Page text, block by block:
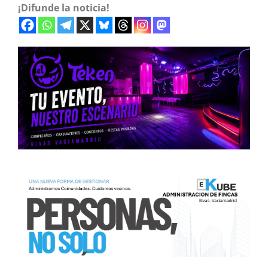
¡Difunde la noticia!